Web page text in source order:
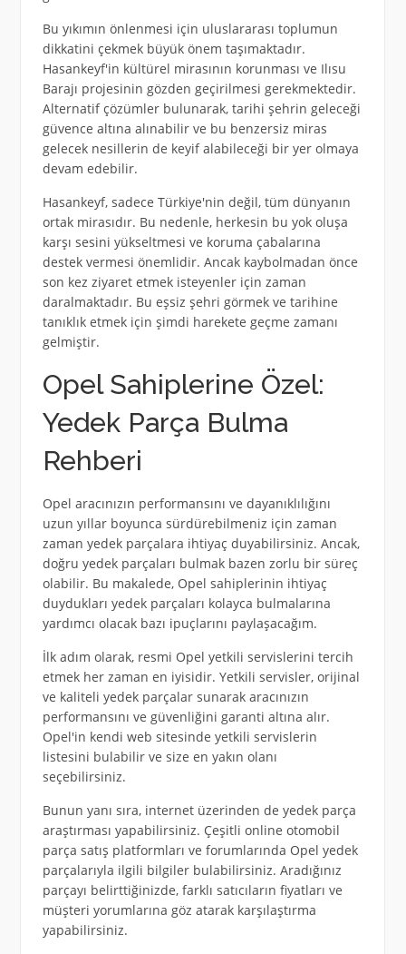
Bu yıkımın önlenmesi için uluslararası toplumun
dikkatini çekmek büyük önem taşımaktadır.
Hasankeyf'in kültürel mirasının korunması ve Ilısu
Barajı projesinin gözden geçirilmesi gerekmektedir.
Alternatif çözümler bulunarak, tarihi şehrin geleceği
güvence altına alınabilir ve bu benzersiz miras
gelecek nesillerin de keyif alabileceği bir yer olmaya
devam edebilir.
Hasankeyf, sadece Türkiye'nin değil, tüm dünyanın
ortak mirasıdır. Bu nedenle, herkesin bu yok oluşa
karşı sesini yükseltmesi ve koruma çabalarına
destek vermesi önemlidir. Ancak kaybolmadan önce
son kez ziyaret etmek isteyenler için zaman
daralmaktadır. Bu eşsiz şehri görmek ve tarihine
tanıklık etmek için şimdi harekete geçme zamanı
gelmiştir.
Opel Sahiplerine Özel:
Yedek Parça Bulma
Rehberi
Opel aracınızın performansını ve dayanıklılığını
uzun yıllar boyunca sürdürebilmeniz için zaman
zaman yedek parçalara ihtiyaç duyabilirsiniz. Ancak,
doğru yedek parçaları bulmak bazen zorlu bir süreç
olabilir. Bu makalede, Opel sahiplerinin ihtiyaç
duydukları yedek parçaları kolayca bulmalarına
yardımcı olacak bazı ipuçlarını paylaşacağım.
İlk adım olarak, resmi Opel yetkili servislerini tercih
etmek her zaman en iyisidir. Yetkili servisler, orijinal
ve kaliteli yedek parçalar sunarak aracınızın
performansını ve güvenliğini garanti altına alır.
Opel'in kendi web sitesinde yetkili servislerin
listesini bulabilir ve size en yakın olanı
seçebilirsiniz.
Bunun yanı sıra, internet üzerinden de yedek parça
araştırması yapabilirsiniz. Çeşitli online otomobil
parça satış platformları ve forumlarında Opel yedek
parçalarıyla ilgili bilgiler bulabilirsiniz. Aradığınız
parçayı belirttiğinizde, farklı satıcıların fiyatları ve
müşteri yorumlarına göz atarak karşılaştırma
yapabilirsiniz.